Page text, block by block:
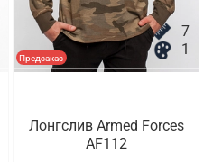
Предзаказ
7
1
Лонгслив Armed Forces
AF112